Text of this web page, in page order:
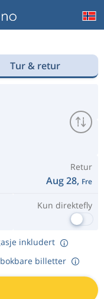
Tur & retur
Retur
Aug 28, Fre
Kun direktefly
inkludert
billetter